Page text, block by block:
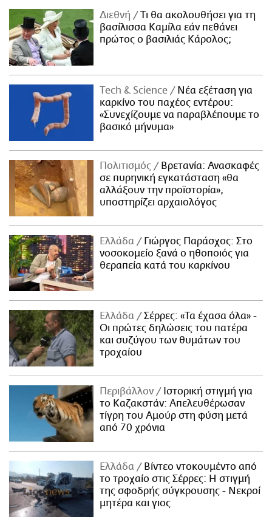
Διεθνή
Τι θα ακολουθήσει για τη
βασίλισσα Καμίλα εάν πεθάνει
πρώτος ο βασιλιάς Κάρολος;
Τech & Science
Νέα εξέταση για
καρκίνο του παχέος εντέρου:
«Συνεχίζουμε να παραβλέπουμε το
βασικό μήνυμα»
Πολιτισμός
Βρετανία: Ανασκαφές
σε πυρηνική εγκατάσταση «θα
αλλάξουν την προϊστορία»,
υποστηρίζει αρχαιολόγος
Ελλάδα
Γιώργος Παράσχος: Στο
νοσοκομείο ξανά ο ηθοποιός για
θεραπεία κατά του καρκίνου
Ελλάδα
Σέρρες: «Τα έχασα όλα» -
Οι πρώτες δηλώσεις του πατέρα
και συζύγου των θυμάτων του
τροχαίου
Περιβάλλον
Ιστορική στιγμή για
το Καζακστάν: Απελευθέρωσαν
τίγρη του Αμούρ στη φύση μετά
από 70 χρόνια
Ελλάδα
Βίντεο ντοκουμέντο από
το τροχαίο στις Σέρρες: Η στιγμή
της σφοδρής σύγκρουσης - Νεκροί
μητέρα και γιος